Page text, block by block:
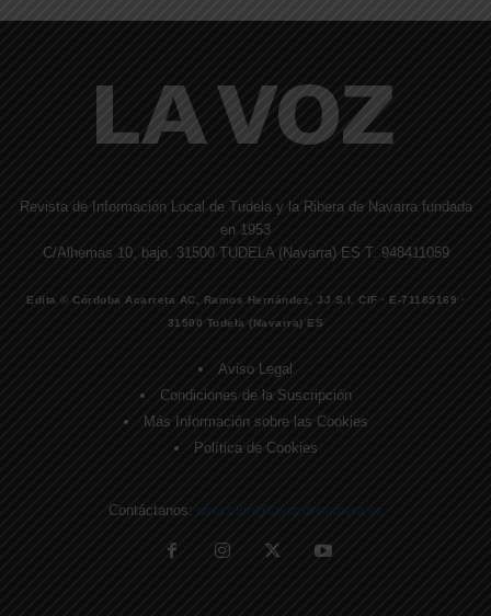
Revista de Información Local de Tudela y la Ribera de Navarra fundada
en 1953
C/Alhemas 10, bajo. 31500 TUDELA (Navarra) ES T. 948411059
Edita © Córdoba Acarreta AC, Ramos Hernández, JJ S.I. CIF · E-71185169 ·
31500 Tudela (Navarra) ES
Aviso Legal
Condiciones de la Suscripción
Más Información sobre las Cookies
Política de Cookies
Contáctanos: direccion@lavozdelaribera.es